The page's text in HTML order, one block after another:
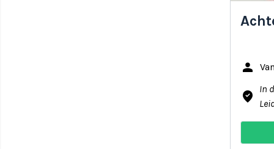
person
where_to_vote
In